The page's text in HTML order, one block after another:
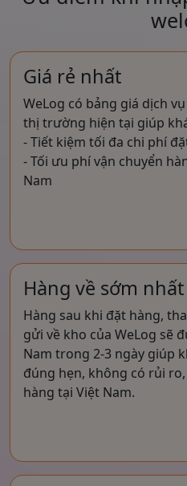
Giá rẻ nhất
WeLog có bảng giá dịch
thị trường hiện tại giúp
- Tiết kiệm tối đa chi phí
- Tối ưu phí vận chuyển
Nam
Hàng về sớm nhất
Hàng sau khi đặt hàng,
gửi về kho của WeLog sẽ
Nam trong 2-3 ngày giúp
đúng hẹn, không có rủi
hàng tại Việt Nam.